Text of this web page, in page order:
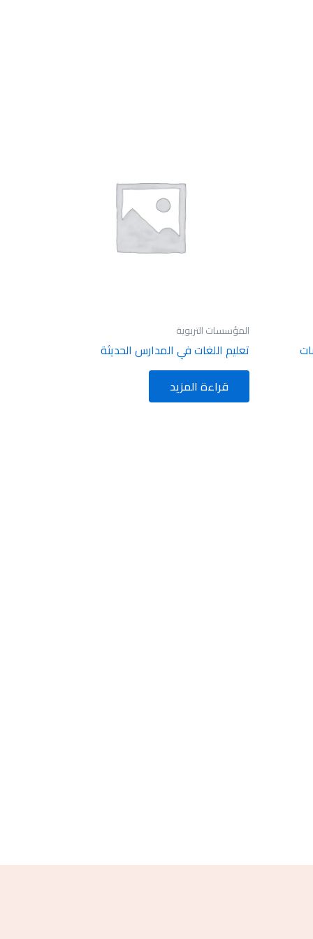
المؤسسات التربوية
تعليم اللغات في المدارس الحديثة
قراءة المزيد